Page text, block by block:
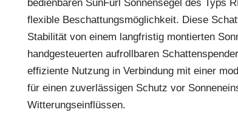
bedienbaren SunFurl Sonnensegel des Typs
flexible Beschattungsmöglichkeit. Diese
Stabilität von einem langfristig montierten
handgesteuerten aufrollbaren
effiziente Nutzung in Verbindung mit einer
für einen zuverlässigen Schutz vor
Witterungseinflüssen.